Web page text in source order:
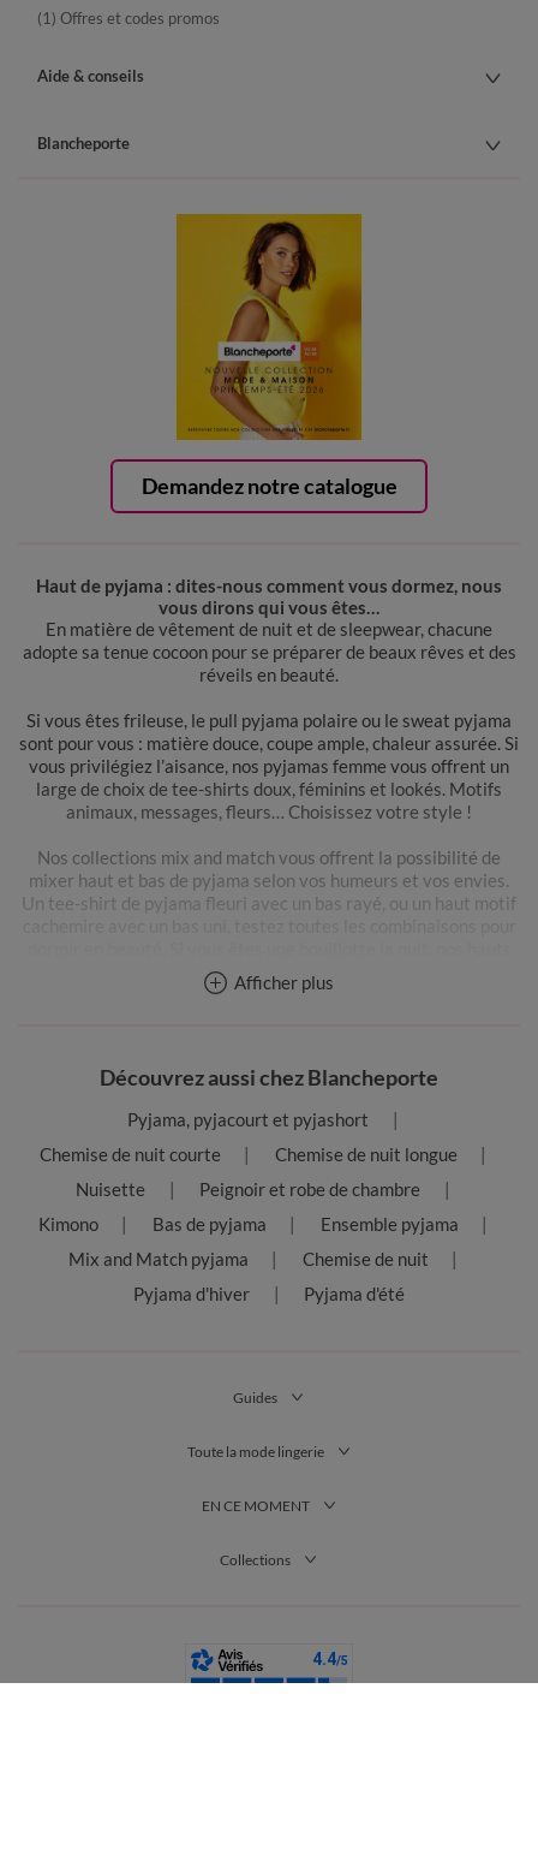
Demandez notre catalogue
(1) Offres et codes promos
Aide & conseils
Blancheporte
Haut de pyjama : dites-nous comment vous dormez, nous
vous dirons qui vous êtes…
En matière de vêtement de nuit et de sleepwear, chacune
adopte sa tenue cocoon pour se préparer de beaux rêves et des
réveils en beauté.
Si vous êtes frileuse, le pull pyjama polaire ou le sweat pyjama
sont pour vous : matière douce, coupe ample, chaleur assurée. Si
vous privilégiez l’aisance, nos pyjamas femme vous offrent un
large de choix de tee-shirts doux, féminins et lookés. Motifs
animaux, messages, fleurs… Choisissez votre style !
Nos collections mix and match vous offrent la possibilité de
mixer haut et bas de pyjama selon vos humeurs et vos envies.
Un tee-shirt de pyjama fleuri avec un bas rayé, ou un haut motif
de pyjama forme débardeur, haut de nuisette et tee-shirts
manches courtes vous tendent les bras…
pyjama à petits prix. Pour acheter le pyjama de vos rêves, optez
pour votre taille de vêtements habituelle.
Afficher plus
Découvrez aussi chez Blancheporte
Pyjama, pyjacourt et pyjashort
Chemise de nuit courte
Chemise de nuit longue
Nuisette
Peignoir et robe de chambre
Kimono
Bas de pyjama
Ensemble pyjama
Mix and Match pyjama
Chemise de nuit
Pyjama d'hiver
Pyjama d'été
Guides
Toute la mode lingerie
EN CE MOMENT
Collections